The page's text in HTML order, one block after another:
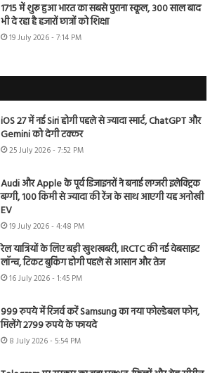
1715 में शुरू हुआ भारत का सबसे पुराना स्कूल, 300 साल बाद
भी दे रहा है हजारों छात्रों को शिक्षा
19 July 2026 - 7:14 PM
iOS 27 में नई Siri होगी पहले से ज्यादा स्मार्ट, ChatGPT और
Gemini को देगी टक्कर
25 July 2026 - 7:52 PM
Audi और Apple के पूर्व डिजाइनरों ने बनाई लग्जरी इलेक्ट्रिक
बग्गी, 100 किमी से ज्यादा की रेंज के साथ आएगी यह अनोखी
EV
19 July 2026 - 4:48 PM
रेल यात्रियों के लिए बड़ी खुशखबरी, IRCTC की नई वेबसाइट
लॉन्च, टिकट बुकिंग होगी पहले से आसान और तेज
16 July 2026 - 1:45 PM
999 रुपये में रिजर्व करें Samsung का नया फोल्डेबल फोन,
मिलेंगे 2799 रुपये के फायदे
8 July 2026 - 5:54 PM